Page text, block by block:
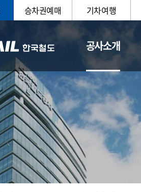
승차권예매 기차여행
공사소개
일반현황